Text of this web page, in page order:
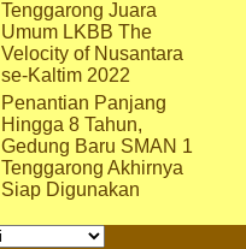
Tenggarong Juara
Umum LKBB The
Velocity of Nusantara
se-Kaltim 2022
Penantian Panjang
Hingga 8 Tahun,
Gedung Baru SMAN 1
Tenggarong Akhirnya
Siap Digunakan